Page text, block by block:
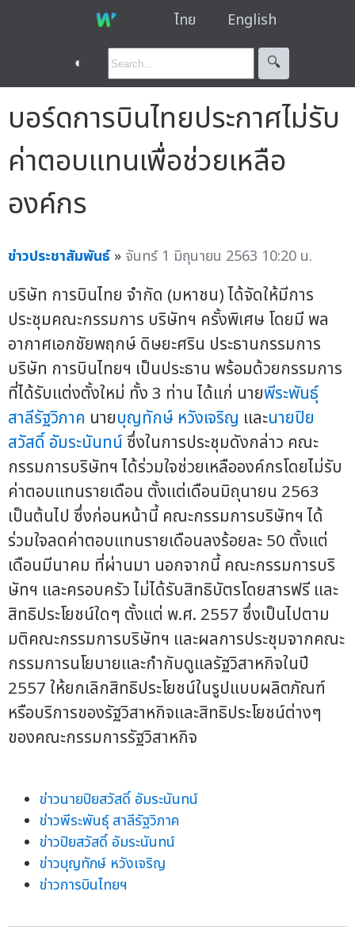
ไทย English
◐ 🔍︎
บอร์ดการบินไทยประกาศไม่รับ
ค่าตอบแทนเพื่อช่วยเหลือ
องค์กร
ข่าวประชาสัมพันธ์ » จันทร์ 1 มิถุนายน 2563 10:20 น.
บริษัท การบินไทย จำกัด (มหาชน) ได้จัดให้มีการ
ประชุมคณะกรรมการ บริษัทฯ ครั้งพิเศษ โดยมี พล
อากาศเอกชัยพฤกษ์ ดิษยะศริน ประธานกรรมการ
บริษัท การบินไทยฯ เป็นประธาน พร้อมด้วยกรรมการ
ที่ได้รับแต่งตั้งใหม่ ทั้ง 3 ท่าน ได้แก่ นายพีระพันธุ์
สาลีรัฐวิภาค นายบุญทักษ์ หวังเจริญ และนายปิย
สวัสดิ์ อัมระนันทน์ ซึ่งในการประชุมดังกล่าว คณะ
กรรมการบริษัทฯ ได้ร่วมใจช่วยเหลือองค์กรโดยไม่รับ
ค่าตอบแทนรายเดือน ตั้งแต่เดือนมิถุนายน 2563
เป็นต้นไป ซึ่งก่อนหน้านี้ คณะกรรมการบริษัทฯ ได้
ร่วมใจลดค่าตอบแทนรายเดือนลงร้อยละ 50 ตั้งแต่
เดือนมีนาคม ที่ผ่านมา นอกจากนี้ คณะกรรมการบริ
ษัทฯ และครอบครัว ไม่ได้รับสิทธิบัตรโดยสารฟรี และ
สิทธิประโยชน์ใดๆ ตั้งแต่ พ.ศ. 2557 ซึ่งเป็นไปตาม
มติคณะกรรมการบริษัทฯ และผลการประชุมจากคณะ
กรรมการนโยบายและกำกับดูแลรัฐวิสาหกิจในปี
2557 ให้ยกเลิกสิทธิประโยชน์ในรูปแบบผลิตภัณฑ์
หรือบริการของรัฐวิสาหกิจและสิทธิประโยชน์ต่างๆ
ของคณะกรรมการรัฐวิสาหกิจ
ข่าวนายปิยสวัสดิ์ อัมระนันทน์
ข่าวพีระพันธุ์ สาลีรัฐวิภาค
ข่าวปิยสวัสดิ์ อัมระนันทน์
ข่าวบุญทักษ์ หวังเจริญ
ข่าวการบินไทยฯ